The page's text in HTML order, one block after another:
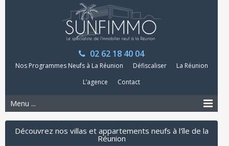
02 62 18 40 04
Nos Programmes Neufs à La Réunion Défiscaliser
La Réunion
L’agence
Contact
Menu ...
Découvrez nos villas et appartements neufs à l'île de la
Réunion